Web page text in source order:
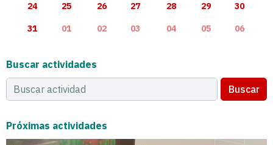
24 25 26 27 28 29 30
31 01 02 03 04 05 06
Buscar actividades
Buscar
Próximas actividades